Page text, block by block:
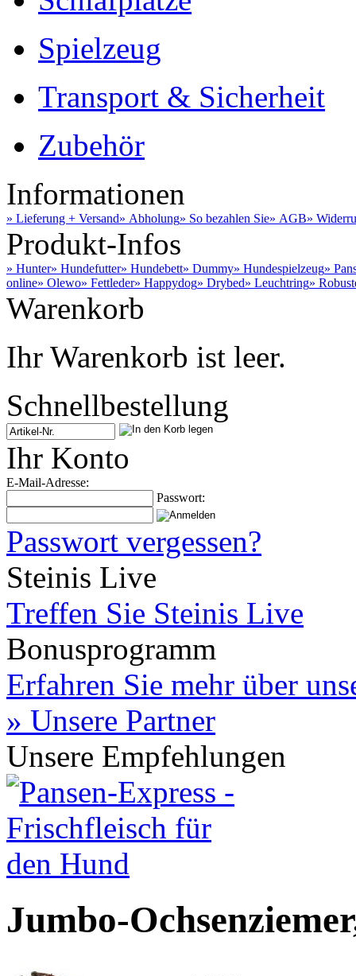
Spielzeug
Transport & Sicherheit
Zubehör
Informationen
» Lieferung + Versand» Abholung» So bezahlen Sie» AGB»
Produkt-Infos
» Hunter» Hundefutter» Hundebett» Dummy» Hundespielzeug»
online» Olewo» Fettleder» Happydog» Drybed» Leuchtring»
Warenkorb
Ihr Warenkorb ist leer.
Schnellbestellung
Ihr Konto
E-Mail-Adresse:
Passwort:
Passwort vergessen?
Steinis Live
Treffen Sie Steinis Live
Bonusprogramm
Erfahren Sie mehr über
» Unsere Partner
Unsere Empfehlungen
Jumbo-